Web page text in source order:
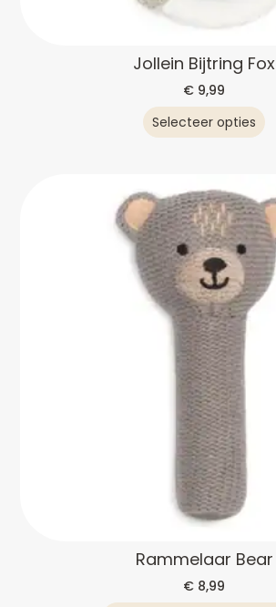
Jollein Bijtring Fox
€ 9,99
Selecteer opties
Rammelaar Bear
€ 8,99